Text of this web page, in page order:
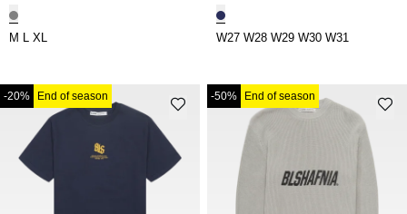
M L XL W27 W28 W29 W30 W31
-20% End of season -50% End of season